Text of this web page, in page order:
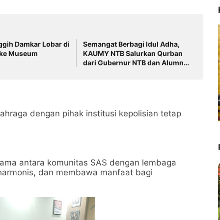
Damkar Lobar di
Museum
Semangat Berbagi Idul Adha,
KAUMY NTB Salurkan Qurban
dari Gubernur NTB dan Alumni
dengan pihak institusi kepolisian tetap
antara komunitas SAS dengan lembaga
dan membawa manfaat bagi